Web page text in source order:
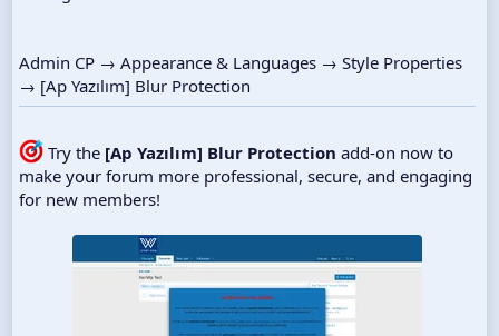
Admin CP → Appearance & Languages → Style Properties
→ [Ap Yazılım] Blur Protection
Try the [Ap Yazılım] Blur Protection add-on now to
make your forum more professional, secure, and engaging
for new members!